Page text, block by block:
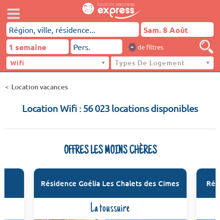
- de filtres
Wifi
Types De Logement
Location vacances
Location Wifi : 56 023 locations disponibles
OFFRES LES MOINS CHÈRES
Résidence Goélia Les Chalets des Cimes
La toussuire